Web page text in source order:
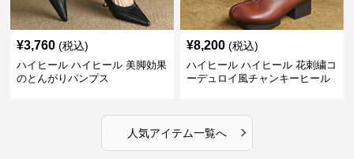
¥3,760 (税込)
ハイヒール ハイヒール 美脚効果
のとんがりパンプス
¥8,200 (税込)
ハイヒール ハイヒール 花刺繍コ
ーデュロイ風チャンキーヒール
人気アイテム一覧へ ›